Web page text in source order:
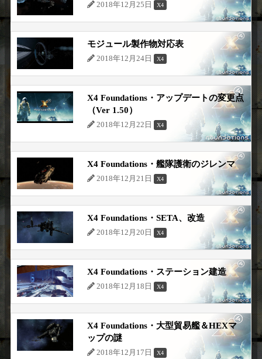
2018年12月25日 X4
モジュール製作物対応表
2018年12月24日 X4
X4 Foundations・アップデートの変更点
（Ver 1.50）
2018年12月22日 X4
X4 Foundations・艦隊護衛のジレンマ
2018年12月21日 X4
X4 Foundations・SETA、改造
2018年12月20日 X4
X4 Foundations・ステーション建造
2018年12月18日 X4
X4 Foundations・大型貿易艦＆HEXマ
ップの謎
2018年12月17日 X4